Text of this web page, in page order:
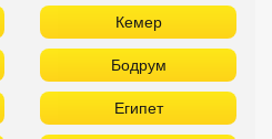
Кемер
Бодрум
Египет